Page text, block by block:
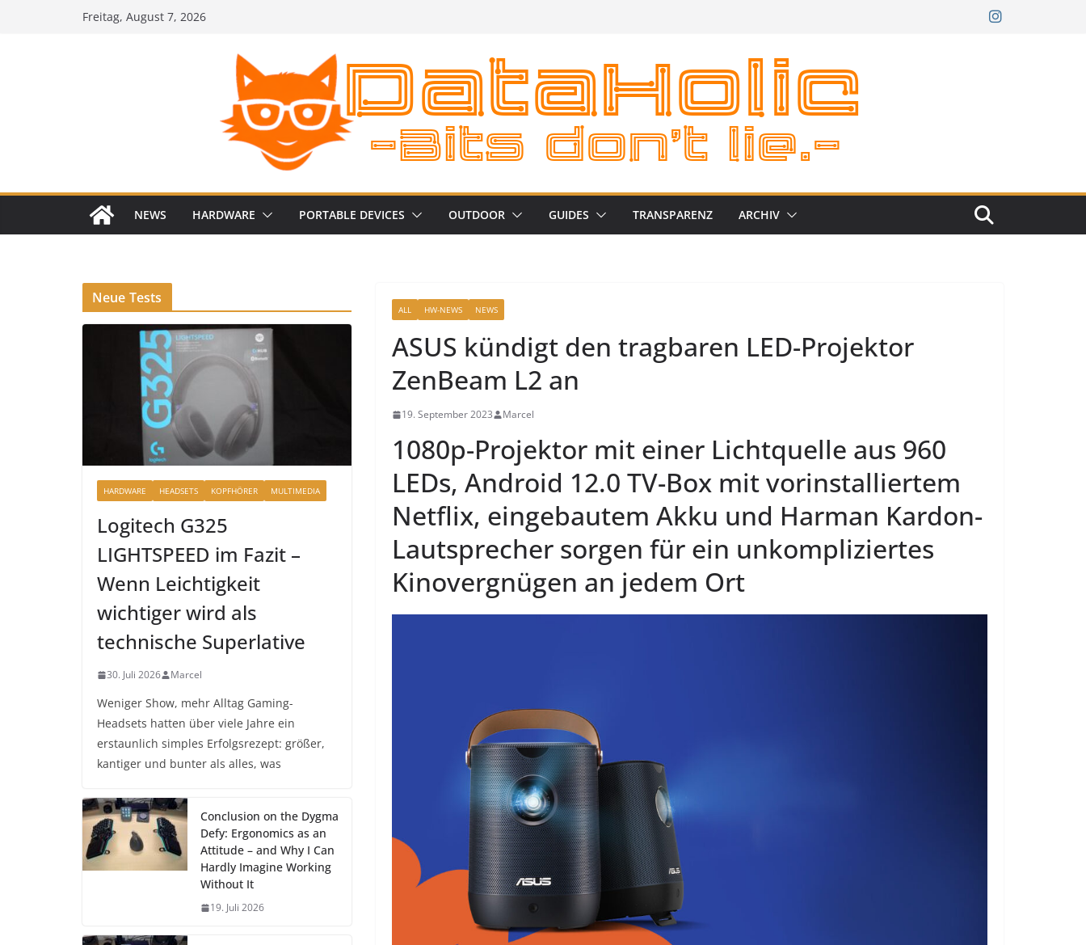
Freitag, August 7, 2026
NEWS HARDWARE PORTABLE DEVICES OUTDOOR GUIDES TRANSPARENZ ARCHIV
ALL HW-NEWS NEWS
ASUS kündigt den tragbaren LED-Projektor
ZenBeam L2 an
19. September 2023 Marcel
1080p-Projektor mit einer Lichtquelle aus 960
LEDs, Android 12.0 TV-Box mit vorinstalliertem
Netflix, eingebautem Akku und Harman Kardon-
Lautsprecher sorgen für ein unkompliziertes
Kinovergnügen an jedem Ort
Neue Tests
HARDWARE HEADSETS KOPFHÖRER MULTIMEDIA
Logitech G325
LIGHTSPEED im Fazit –
Wenn Leichtigkeit
wichtiger wird als
technische Superlative
30. Juli 2026 Marcel
Weniger Show, mehr Alltag Gaming-
Headsets hatten über viele Jahre ein
erstaunlich simples Erfolgsrezept: größer,
kantiger und bunter als alles, was
Conclusion on the Dygma
Defy: Ergonomics as an
Attitude – and Why I Can
Hardly Imagine Working
Without It
19. Juli 2026